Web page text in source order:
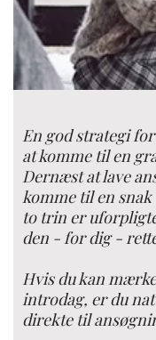
En god strategi
at komme til en
Dernæst at lave
komme til en
to trin er
den - for dig -
Hvis du kan
introdag, er du
direkte til